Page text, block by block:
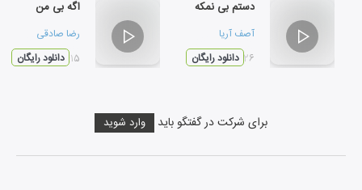
دستم بی نمکه
آصف آریا
۰۲:۲۶دانلود رایگان
اگه بی من
رضا صادقی
۰۳:۱۵دانلود رایگان
برای شرکت در گفتگو باید وارد شوید